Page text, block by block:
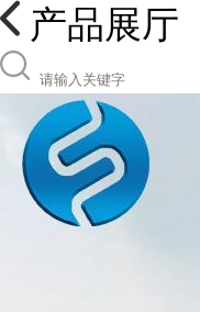
产品展厅